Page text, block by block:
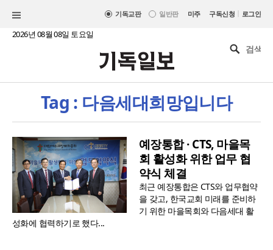
기독교판 일반판 미주 구독신청 | 로그인
2026년 08월 08일 토요일
Tag : 다음세대희망입니다
예장통합 · CTS, 마을목
회 활성화 위한 업무 협
약식 체결
최근 예장통합은 CTS와 업무협약
을 갖고, 한국교회 미래를 준비하
기 위한 마을목회와 다음세대 활
성화에 협력하기로 했다...